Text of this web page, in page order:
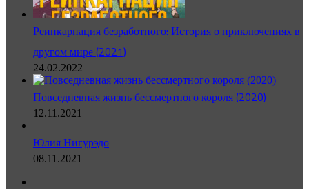
Реинкарнация безработного: История о приключениях в
другом мире (2021)
24.02.2022
Повседневная жизнь бессмертного короля (2020)
12.11.2021
Юлия Нигурэдо
08.11.2021